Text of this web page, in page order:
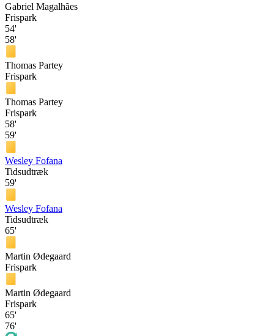
Gabriel Magalhães
Frispark
54'
58'
Thomas Partey
Frispark
Thomas Partey
Frispark
58'
59'
Wesley Fofana
Tidsudtræk
59'
Wesley Fofana
Tidsudtræk
65'
Martin Ødegaard
Frispark
Martin Ødegaard
Frispark
65'
76'